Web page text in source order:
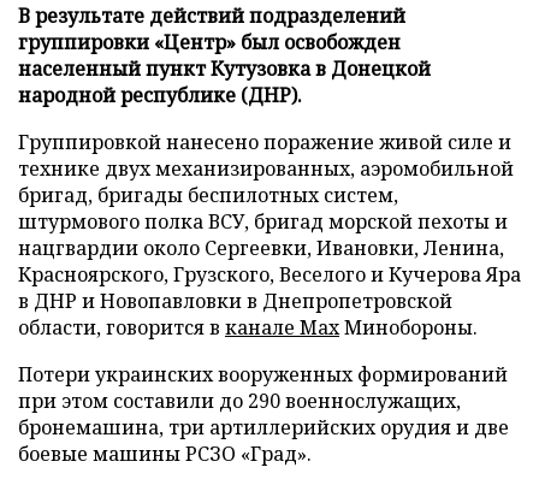
В результате действий подразделений
группировки «Центр» был освобожден
населенный пункт Кутузовка в Донецкой
народной республике (ДНР).
Группировкой нанесено поражение живой силе и
технике двух механизированных, аэромобильной
бригад, бригады беспилотных систем,
штурмового полка ВСУ, бригад морской пехоты и
нацгвардии около Сергеевки, Ивановки, Ленина,
Красноярского, Грузского, Веселого и Кучерова Яра
в ДНР и Новопавловки в Днепропетровской
области, говорится в канале MaxМинобороны.
Потери украинских вооруженных формирований
при этом составили до 290 военнослужащих,
бронемашина, три артиллерийских орудия и две
боевые машины РСЗО «Град».